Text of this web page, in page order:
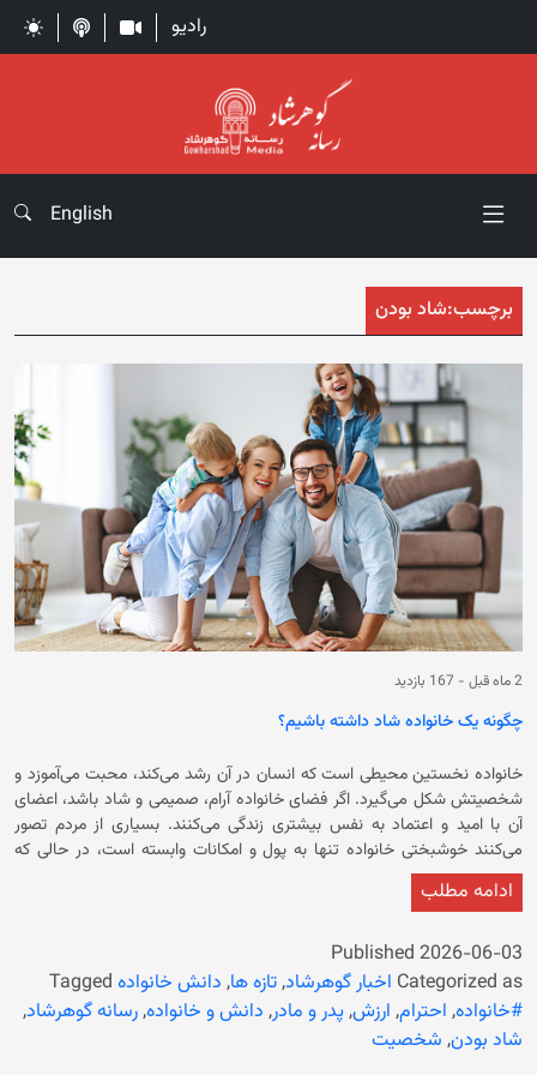
رادیو
English
برچسب:شاد بودن
2 ماه قبل - 167 بازدید
چگونه یک خانواده شاد داشته باشیم؟
خانواده نخستین محیطی است که انسان در آن رشد می‌کند، محبت می‌آموزد و
شخصیتش شکل می‌گیرد. اگر فضای خانواده آرام، صمیمی و شاد باشد، اعضای
آن با امید و اعتماد به نفس بیشتری زندگی می‌کنند. بسیاری از مردم تصور
می‌کنند خوشبختی خانواده تنها به پول و امکانات وابسته است، در حالی که
حقیقت این است که محبت، احترام، درک متقابل و رفتار درست نقش بسیار
مهم‌تری دارند. ممکن است خانواده‌ای ثروت زیادی نداشته باشد، اما به دلیل
تلاش همه اعضای خانواده است. هیچ خانواده‌ای بدون مشکل نیست، اما
خانواده‌های موفق یاد گرفته‌اند چگونه مشکلات را حل کنند و در کنار هم باقی
بمانند. شادی در خانواده به صورت اتفاقی به وجود نمی‌آید، بلکه نتیجه رفتارهای
خوب، گفت‌وگوی مناسب، مهربانی و همکاری است. وقتی اعضای خانواده برای
ادامه مطلب
Published 2026-06-03
Categorized as اخبار گوهرشاد,تازه ها, دانش خانواده Tagged
#خانواده, احترام, ارزش,پدر و مادر, دانش و خانواده,رسانه گوهرشاد,
شاد بودن, شخصیت